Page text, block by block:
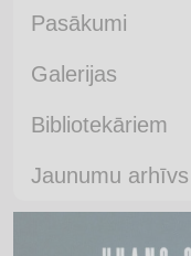
Pasākumi
Galerijas
Bibliotekāriem
Jaunumu arhīvs